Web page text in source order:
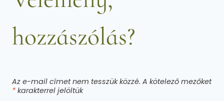
hozzászólás?
Az e-mail címet nem tesszük közzé. A kötelező mezőket
* karakterrel jelöltük